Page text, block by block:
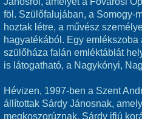
föl. Szülőfalujában, a Somogy-
hoztak létre, a művész
hagyatékából. Egy
szülőháza falán emléktáblát
is látogatható, a Nagykónyi,
Hévizen, 1997-ben a Szent
állítottak Sárdy Jánosnak,
megkoszorúznak. Sárdy ifjú